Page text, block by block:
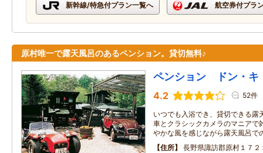
新幹線/特急付プラン一覧へ 航空券付プラ
原村唯一で露天風呂のあるペンション。貸切無料♪
ペンション ドン・キ
4.2 52件
いつでも入浴でき、貸切できる露
車とクラシックカメラのマニアで
やかな風を感じながら露天風呂で
住所
長野県諏訪郡原村１７